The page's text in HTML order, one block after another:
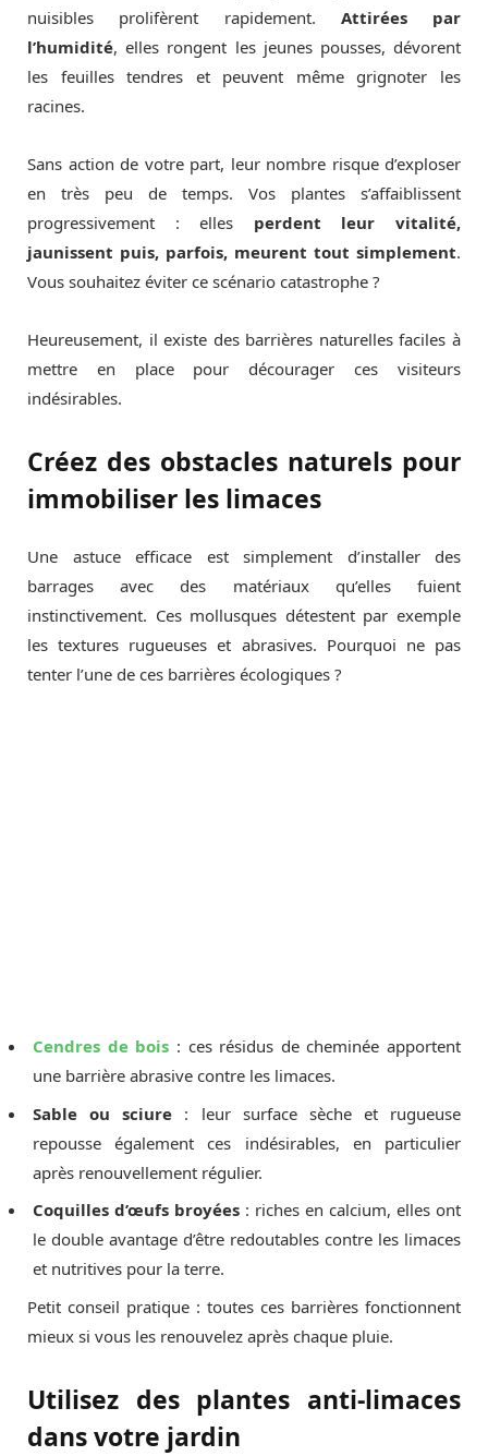
nuisibles prolifèrent rapidement. Attirées par
l’humidité, elles rongent les jeunes pousses, dévorent
les feuilles tendres et peuvent même grignoter les
racines.
Sans action de votre part, leur nombre risque d’exploser
en très peu de temps. Vos plantes s’affaiblissent
progressivement : elles perdent leur vitalité,
jaunissent puis, parfois, meurent tout simplement.
Vous souhaitez éviter ce scénario catastrophe ?
Heureusement, il existe des barrières naturelles faciles à
mettre en place pour décourager ces visiteurs
indésirables.
Créez des obstacles naturels pour
immobiliser les limaces
Une astuce efficace est simplement d’installer des
barrages avec des matériaux qu’elles fuient
instinctivement. Ces mollusques détestent par exemple
les textures rugueuses et abrasives. Pourquoi ne pas
tenter l’une de ces barrières écologiques ?
Cendres de bois : ces résidus de cheminée apportent
une barrière abrasive contre les limaces.
Sable ou sciure : leur surface sèche et rugueuse
repousse également ces indésirables, en particulier
après renouvellement régulier.
Coquilles d’œufs broyées : riches en calcium, elles ont
le double avantage d’être redoutables contre les limaces
et nutritives pour la terre.
Petit conseil pratique : toutes ces barrières fonctionnent
mieux si vous les renouvelez après chaque pluie.
Utilisez des plantes anti-limaces
dans votre jardin